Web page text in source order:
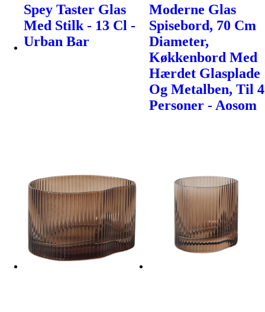
Spey Taster Glas
Med Stilk - 13 Cl -
Urban Bar
Moderne Glas
Spisebord, 70 Cm
Diameter,
Køkkenbord Med
Hærdet Glasplade
Og Metalben, Til 4
Personer - Aosom